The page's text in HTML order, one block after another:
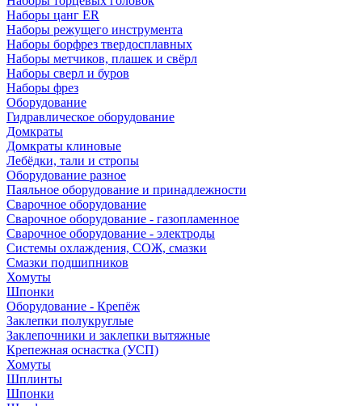
Наборы цанг ER
Наборы режущего инструмента
Наборы борфрез твердосплавных
Наборы метчиков, плашек и свёрл
Наборы сверл и буров
Наборы фрез
Оборудование
Гидравлическое оборудование
Домкраты
Домкраты клиновые
Лебёдки, тали и стропы
Оборудование разное
Паяльное оборудование и принадлежности
Сварочное оборудование
Сварочное оборудование - газопламенное
Сварочное оборудование - электроды
Системы охлаждения, СОЖ, смазки
Смазки подшипников
Хомуты
Шпонки
Оборудование - Крепёж
Заклепки полукруглые
Заклепочники и заклепки вытяжные
Крепежная оснастка (УСП)
Хомуты
Шплинты
Шпонки